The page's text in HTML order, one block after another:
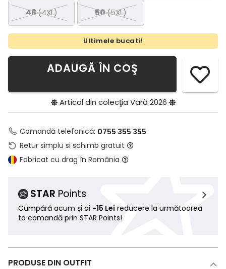
48(4XL) 50(5XL)
Ultimele bucati!
ADAUGĂ ÎN COŞ
Articol din colecţia Vară 2026
Comandă telefonică: 0755 355 355
Retur simplu si schimb gratuit
Fabricat cu drag în România
STAR Points
Cumpără acum și ai -15 Lei reducere la următoarea
ta comandă prin STAR Points!
PRODUSE DIN OUTFIT